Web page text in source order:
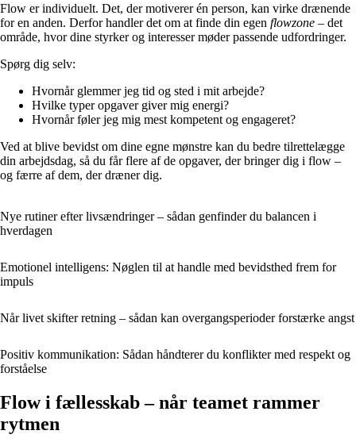
Flow er individuelt. Det, der motiverer én person, kan virke drænende
for en anden. Derfor handler det om at finde din egen flowzone – det
område, hvor dine styrker og interesser møder passende udfordringer.
Spørg dig selv:
Hvornår glemmer jeg tid og sted i mit arbejde?
Hvilke typer opgaver giver mig energi?
Hvornår føler jeg mig mest kompetent og engageret?
Ved at blive bevidst om dine egne mønstre kan du bedre tilrettelægge
din arbejdsdag, så du får flere af de opgaver, der bringer dig i flow –
og færre af dem, der dræner dig.
Nye rutiner efter livsændringer – sådan genfinder du balancen i
hverdagen
Emotionel intelligens: Nøglen til at handle med bevidsthed frem for
impuls
Når livet skifter retning – sådan kan overgangsperioder forstærke angst
Positiv kommunikation: Sådan håndterer du konflikter med respekt og
forståelse
Flow i fællesskab – når teamet rammer
rytmen